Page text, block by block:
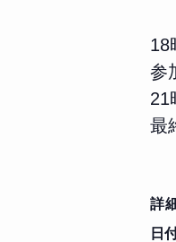
18
参
21
最
詳
日